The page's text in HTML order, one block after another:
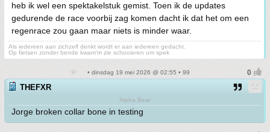
heb ik wel een spektakelstuk gemist. Toen ik de updates
gedurende de race voorbij zag komen dacht ik dat het om een
regenrace zou gaan maar niets is minder waar.
Als iedereen aan zichzelf denkt wordt er aan iedereen gedacht.
Op fietsen zonder bende kwam'm zie schooieren um spek
• dinsdag 19 mei 2026 @ 02:55 • 99
THEFXR
Alpha Bear
Jorge broken collar bone in testing